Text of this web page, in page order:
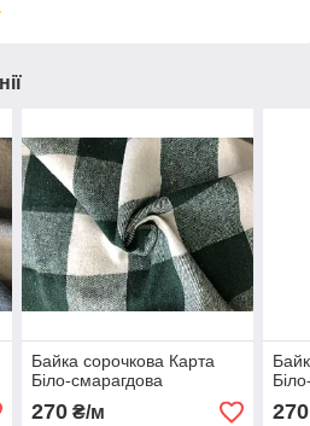
Байка сорочкова Карта
Біло-смарагдова
270₴/м 270